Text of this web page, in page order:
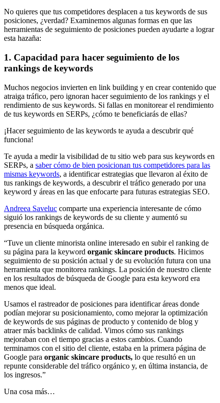
No quieres que tus competidores desplacen a tus keywords de sus
posiciones, ¿verdad? Examinemos algunas formas en que las
herramientas de seguimiento de posiciones pueden ayudarte a lograr
esta hazaña:
1. Capacidad para hacer seguimiento de los
rankings de keywords
Muchos negocios invierten en link building y en crear contenido que
atraiga tráfico, pero ignoran hacer seguimiento de los rankings y el
rendimiento de sus keywords. Si fallas en monitorear el rendimiento
de tus keywords en SERPs, ¿cómo te beneficiarás de ellas?
¡Hacer seguimiento de las keywords te ayuda a descubrir qué
funciona!
Te ayuda a medir la visibilidad de tu sitio web para sus keywords en
SERPs, a saber cómo de bien posicionan tus competidores para las
mismas keywords, a identificar estrategias que llevaron al éxito de
tus rankings de keywords, a descubrir el tráfico generado por una
keyword y áreas en las que enfocarte para futuras estrategias SEO.
Andreea Saveluc comparte una experiencia interesante de cómo
siguió los rankings de keywords de su cliente y aumentó su
presencia en búsqueda orgánica.
“Tuve un cliente minorista online interesado en subir el ranking de
su página para la keyword organic skincare products. Hicimos
seguimiento de su posición actual y de su evolución futura con una
herramienta que monitorea rankings. La posición de nuestro cliente
en los resultados de búsqueda de Google para esta keyword era
menos que ideal.
Usamos el rastreador de posiciones para identificar áreas donde
podían mejorar su posicionamiento, como mejorar la optimización
de keywords de sus páginas de producto y contenido de blog y
atraer más backlinks de calidad. Vimos cómo sus rankings
mejoraban con el tiempo gracias a estos cambios. Cuando
terminamos con el sitio del cliente, estaba en la primera página de
Google para organic skincare products, lo que resultó en un
repunte considerable del tráfico orgánico y, en última instancia, de
los ingresos.”
Una cosa más…